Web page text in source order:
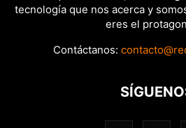
tecnología que nos acerca y
eres el
Contáctanos: